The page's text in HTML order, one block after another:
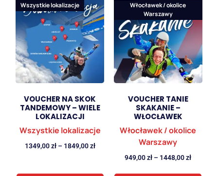
VOUCHER NA SKOK
TANDEMOWY – WIELE
LOKALIZACJI
Wszystkie lokalizacje
Wszystkie lokalizacje
1349,00zł – 1849,00zł
VOUCHER TANIE
SKAKANIE –
WŁOCŁAWEK
Włocławek / okolice
Warszawy
Włocławek / okolice
Warszawy
949,00zł – 1448,00zł